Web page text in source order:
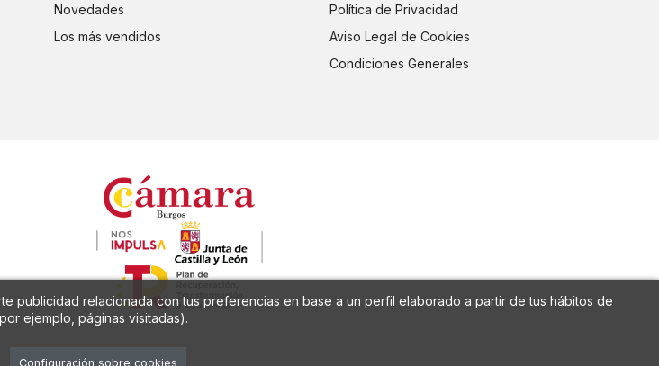
publicidad relacionada con tus preferencias en base a un perfil elaborado a partir de tus hábitos de
ejemplo, páginas visitadas).
Configuración sobre cookies
Novedades
Los más vendidos
Política de Privacidad
Aviso Legal de Cookies
Condiciones Generales